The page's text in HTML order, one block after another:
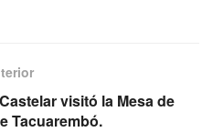
visitó la Mesa de
Tacuarembó.